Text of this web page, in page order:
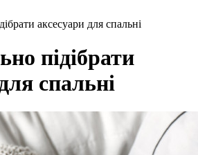
аксесуари для спальні
підібрати
спальні